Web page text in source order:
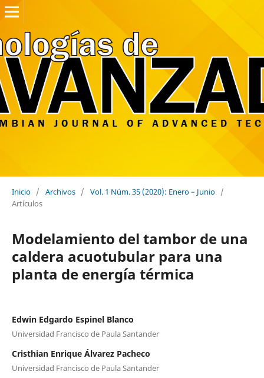
Inicio / Archivos / Vol. 1 Núm. 35 (2020): Enero – Junio /
Artículos
Modelamiento del tambor de una
caldera acuotubular para una
planta de energía térmica
Edwin Edgardo Espinel Blanco
Universidad Francisco de Paula Santander
Cristhian Enrique Álvarez Pacheco
Universidad Francisco de Paula Santander